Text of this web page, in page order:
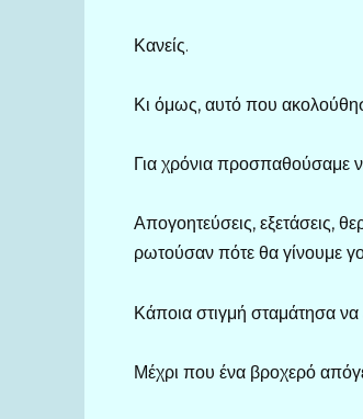
Κανείς.
Κι όμως, αυτό που
Για χρόνια προσπαθούσαμε
Απογοητεύσεις, εξετάσεις,
ρωτούσαν πότε θα γίνουμε
Κάποια στιγμή σταμάτησα να
Μέχρι που ένα βροχερό